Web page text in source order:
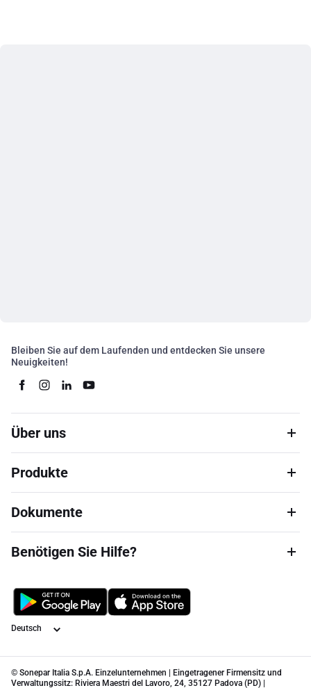
Bleiben Sie auf dem Laufenden und entdecken Sie unsere
Neuigkeiten!
Über uns
Produkte
Dokumente
Benötigen Sie Hilfe?
Sprache
© Sonepar Italia S.p.A. Einzelunternehmen | Eingetragener Firmensitz und
Verwaltungssitz: Riviera Maestri del Lavoro, 24, 35127 Padova (PD) |